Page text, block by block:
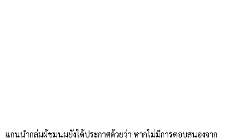
แกนนำกลุ่มผู้ชุมนุมยังได้ประกาศด้วยว่า หากไม่มีการตอบสนองจาก